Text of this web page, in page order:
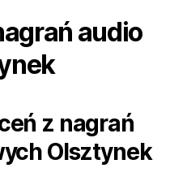
audio
z nagrań
Olsztynek